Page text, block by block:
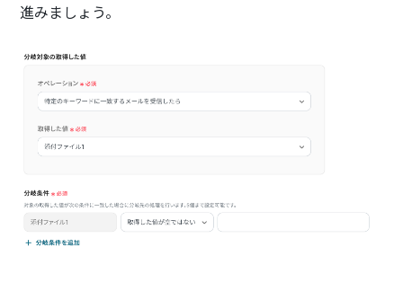
進みましょう。